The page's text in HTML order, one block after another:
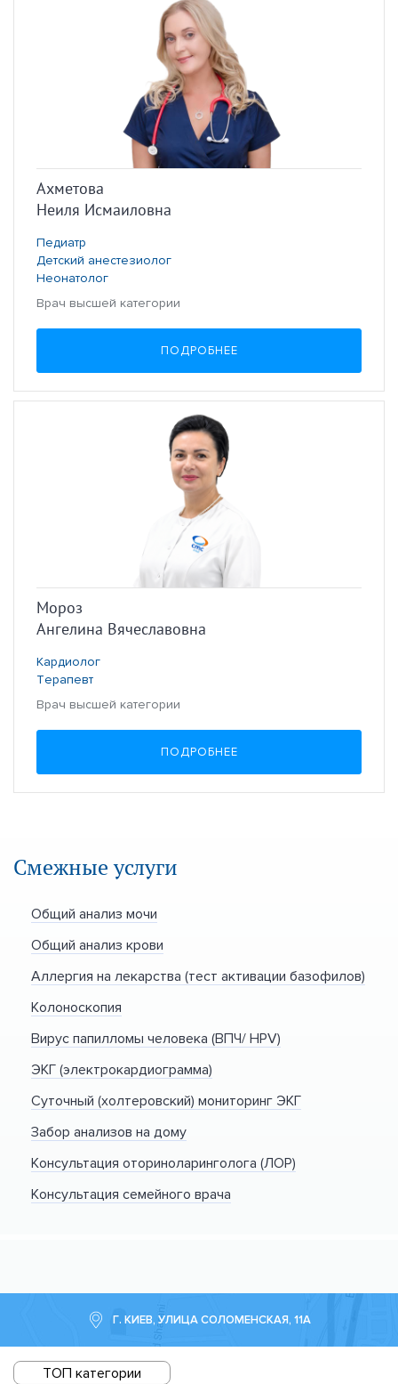
Ахметова
Неиля Исмаиловна
Педиатр
Детский анестезиолог
Неонатолог
Врач высшей категории
ПОДРОБНЕЕ
Мороз
Ангелина Вячеславовна
Кардиолог
Терапевт
Врач высшей категории
ПОДРОБНЕЕ
Смежные услуги
Общий анализ мочи
Общий анализ крови
Аллергия на лекарства (тест активации базофилов)
Колоноскопия
Вирус папилломы человека (ВПЧ/ HPV)
ЭКГ (электрокардиограмма)
Суточный (холтеровский) мониторинг ЭКГ
Забор анализов на дому
Консультация оториноларинголога (ЛОР)
Консультация семейного врача
Г. КИЕВ, УЛИЦА СОЛОМЕНСКАЯ, 11А
ТОП категории